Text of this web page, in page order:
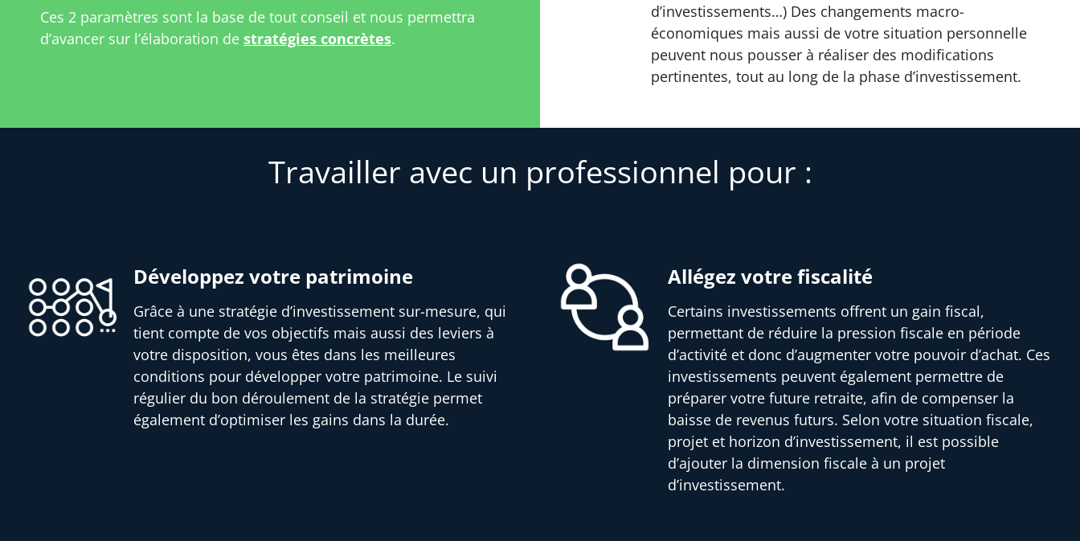
Ces 2 paramètres sont la base de tout conseil et nous permettra
d’avancer sur l’élaboration de stratégies concrètes.
d’investissements…) Des changements macro-
économiques mais aussi de votre situation personnelle
peuvent nous pousser à réaliser des modifications
pertinentes, tout au long de la phase d’investissement.
Travailler avec un professionnel pour :
Développez votre patrimoine
Grâce à une stratégie d’investissement sur-mesure, qui
tient compte de vos objectifs mais aussi des leviers à
votre disposition, vous êtes dans les meilleures
conditions pour développer votre patrimoine. Le suivi
régulier du bon déroulement de la stratégie permet
également d’optimiser les gains dans la durée.
Allégez votre fiscalité
Certains investissements offrent un gain fiscal,
permettant de réduire la pression fiscale en période
d’activité et donc d’augmenter votre pouvoir d’achat. Ces
investissements peuvent également permettre de
préparer votre future retraite, afin de compenser la
baisse de revenus futurs. Selon votre situation fiscale,
projet et horizon d’investissement, il est possible
d’ajouter la dimension fiscale à un projet
d’investissement.